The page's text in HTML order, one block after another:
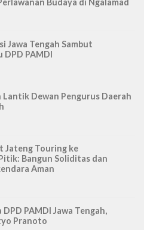
Budaya di Ngalamad
Jawa Tengah Sambut
DPD PAMDI
Lantik Dewan Pengurus Daerah
Jateng Touring ke
Bangun Soliditas dan
Aman
PAMDI Jawa Tengah,
Pranoto